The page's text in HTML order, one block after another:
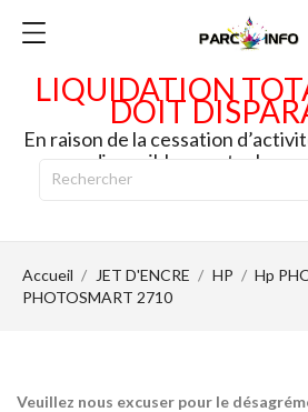
LIQUIDATION
DOIT
En raison de la cessation
disponibles en stock
Accueil JET D'ENCRE HP Hp
PHOTOSMART 2710
Veuillez nous excuser pour le